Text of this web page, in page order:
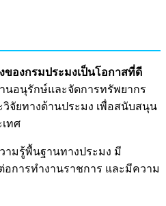
องกรมประมงเป็นโอกาสที่ดี
นอนุรักษ์และจัดการทรัพยากร
จัยทางด้านประมง เพื่อสนับสนุน
ทศ
ามรู้พื้นฐานทางประมง มี
การทำงานราชการ และมีความ